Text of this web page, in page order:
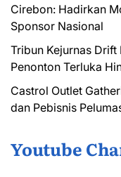
Cirebon: Hadirkan
Sponsor Nasional
Tribun Kejurnas
Penonton Terluka
Castrol Outlet
dan Pebisnis
Youtube